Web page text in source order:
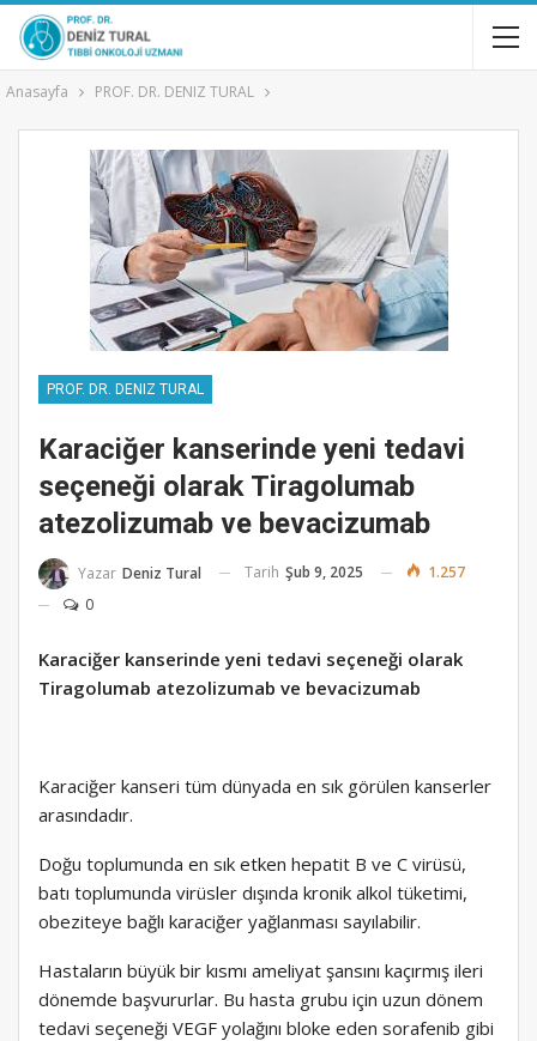
Anasayfa PROF. DR. DENIZ TURAL
PROF. DR. DENIZ TURAL
Karaciğer kanserinde yeni tedavi
seçeneği olarak Tiragolumab
atezolizumab ve bevacizumab
Yazar Deniz Tural Tarih Şub 9, 2025
1.257
0
Karaciğer kanserinde yeni tedavi seçeneği olarak
Tiragolumab atezolizumab ve bevacizumab
Karaciğer kanseri tüm dünyada en sık görülen kanserler
arasındadır.
Doğu toplumunda en sık etken hepatit B ve C virüsü,
batı toplumunda virüsler dışında kronik alkol tüketimi,
obeziteye bağlı karaciğer yağlanması sayılabilir.
Hastaların büyük bir kısmı ameliyat şansını kaçırmış ileri
dönemde başvururlar. Bu hasta grubu için uzun dönem
tedavi seçeneği VEGF yolağını bloke eden sorafenib gibi